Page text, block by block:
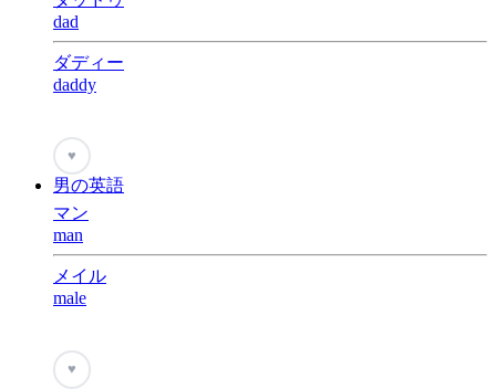
dad
ダディー
daddy
♥
男の英語
マン
man
メイル
male
♥